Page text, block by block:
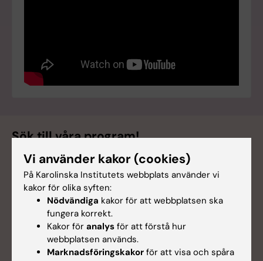
Sök till våra program!
Vi använder kakor (cookies)
På Karolinska Institutets webbplats använder vi
kakor för olika syften:
Nödvändiga kakor för att webbplatsen ska
fungera korrekt.
Kakor för analys för att förstå hur
webbplatsen används.
Marknadsföringskakor för att visa och spåra